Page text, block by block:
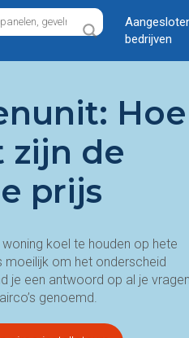
bedrijven
Hoe
zijn de
prijs
koel te houden op hete
om het onderscheid
je een antwoord op al je vragen
genoemd.